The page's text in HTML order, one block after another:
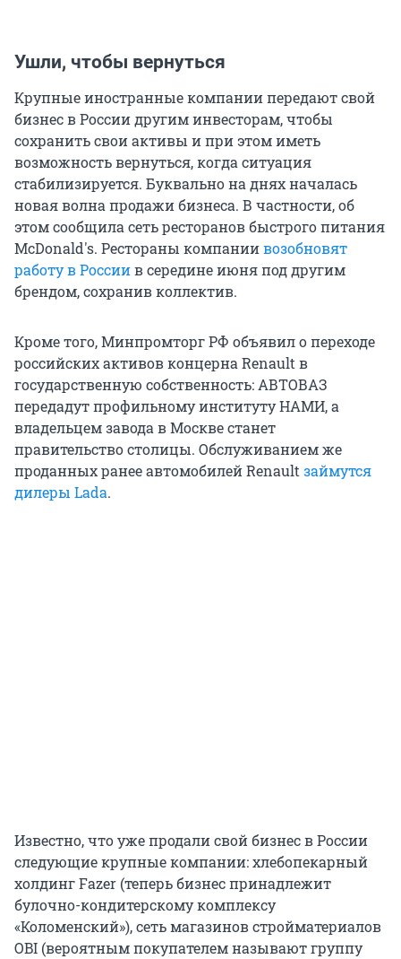
Ушли, чтобы вернуться
Крупные иностранные компании передают свой
бизнес в России другим инвесторам, чтобы
сохранить свои активы и при этом иметь
возможность вернуться, когда ситуация
стабилизируется. Буквально на днях началась
новая волна продажи бизнеса. В частности, об
этом сообщила сеть ресторанов быстрого питания
McDonald's. Рестораны компаниивозобновят
работу в Россиив середине июня под другим
брендом, сохранив коллектив.
Кроме того, Минпромторг РФ объявил о переходе
российских активов концерна Renault в
государственную собственность: АВТОВАЗ
передадут профильному институту НАМИ, а
владельцем завода в Москве станет
правительство столицы. Обслуживанием же
проданных ранее автомобилей Renaultзаймутся
дилеры Lada.
Известно, что уже продали свой бизнес в России
следующие крупные компании: хлебопекарный
холдинг Fazer (теперь бизнес принадлежит
булочно-кондитерскому комплексу
«Коломенский»), сеть магазинов стройматериалов
OBI (вероятным покупателем называют группу